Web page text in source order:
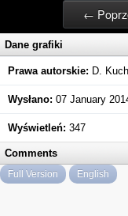
←
Dane grafiki
Prawa autorskie: D.
Wysłano: 07 January
Wyświetleń: 347
Comments
Full Version English